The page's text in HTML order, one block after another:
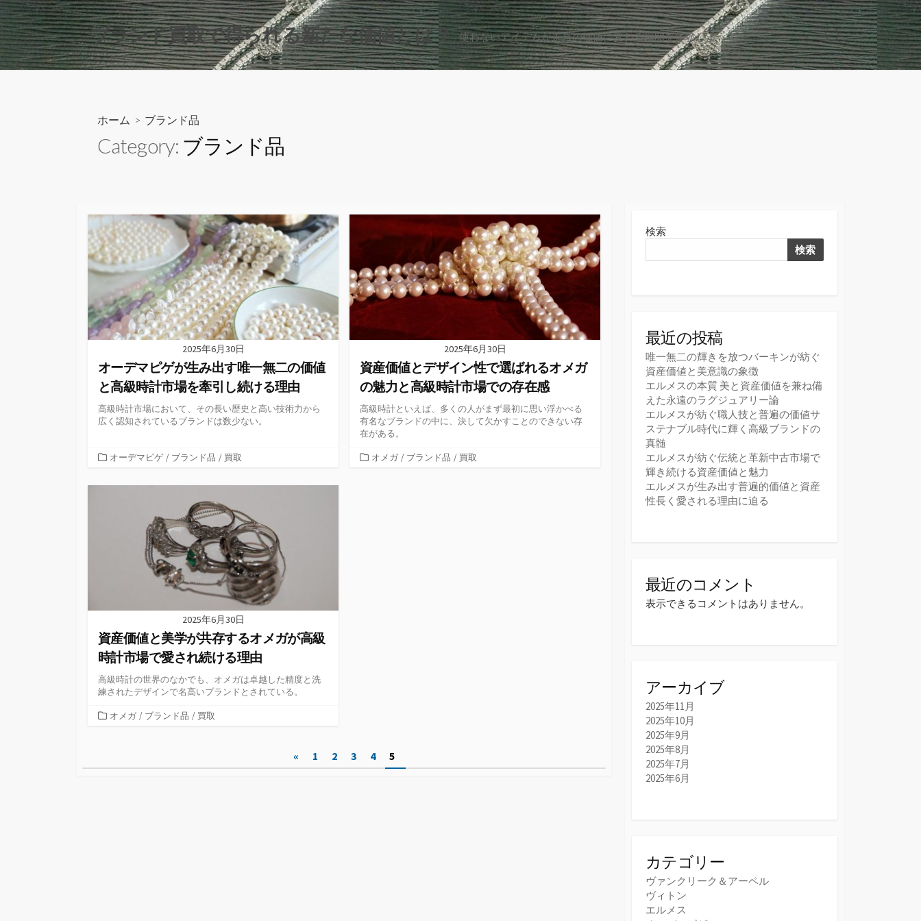
コ
ン
テ
ン
ブランド買取で得られる新たな価値とは？ 使わないアイテムが未来の価値に変わる瞬間を体験しよう！
検
索
切
ホーム > ブランド品
Category: ブランド品
2025年6月30日
オーデマピゲが生み出す唯一無二の価値
と高級時計市場を牽引し続ける理由
高級時計市場において、その長い歴史と高い技術力から
広く認知されているブランドは数少ない。
カ
ゴ
オーデマピゲ / ブランド品 / 買取
2025年6月30日
資産価値とデザイン性で選ばれるオメガ
の魅力と高級時計市場での存在感
高級時計といえば、多くの人がまず最初に思い浮かべる
有名なブランドの中に、決して欠かすことのできない存
在がある。
カオメガ / ブランド品 / 買取
2025年6月30日
資産価値と美学が共存するオメガが高級
時計市場で愛され続ける理由
高級時計の世界のなかでも、オメガは卓越した精度と洗
練されたデザインで名高いブランドとされている。
カ
ー
オメガ / ブランド品 / 買取
« 1 2 3 4 5
検索
検索
最近の投稿
唯一無二の輝きを放つバーキンが紡ぐ
資産価値と美意識の象徴
エルメスの本質 美と資産価値を兼ね備
えた永遠のラグジュアリー論
エルメスが紡ぐ職人技と普遍の価値サ
ステナブル時代に輝く高級ブランドの
真髄
エルメスが紡ぐ伝統と革新中古市場で
輝き続ける資産価値と魅力
エルメスが生み出す普遍的価値と資産
性長く愛される理由に迫る
最近のコメント
表示できるコメントはありません。
アーカイブ
2025年11月
2025年10月
2025年9月
2025年8月
2025年7月
2025年6月
カテゴリー
ヴァンクリーク＆アーペル
ヴィトン
エルメス